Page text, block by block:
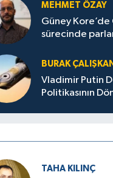
MEHMET ÖZAY
Güney
sürecinde
BURAK ÇALIŞKAN
Vladimir Putin
Politikasının
TAHA KILINÇ